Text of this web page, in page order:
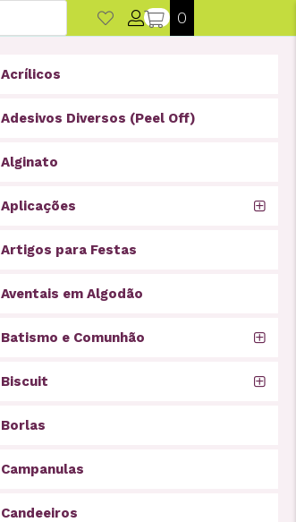
0
Acrílicos
Adesivos Diversos (Peel Off)
Alginato
Aplicações
Artigos para Festas
Aventais em Algodão
Batismo e Comunhão
Biscuit
Borlas
Campanulas
Candeeiros